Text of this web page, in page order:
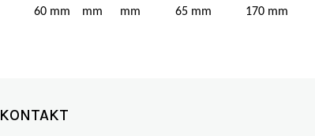
60 mm
mm
mm
65 mm 170 mm
KONTAKT